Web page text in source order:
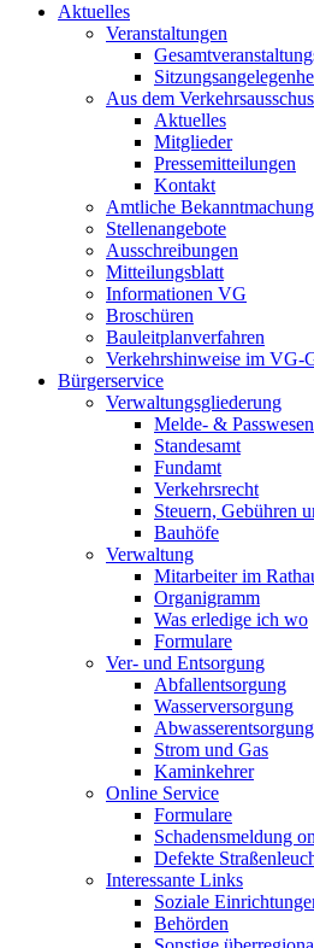
Aktuelles
Veranstaltungen
Aus dem
Aktuelles
Mitglieder
Pressemitteilungen
Kontakt
Amtliche
Stellenangebote
Ausschreibungen
Mitteilungsblatt
Informationen VG
Broschüren
Bauleitplanverfahren
Verkehrshinweise im VG-
Bürgerservice
Verwaltungsgliederung
Melde- & Passwesen
Standesamt
Fundamt
Verkehrsrecht
Steuern, Gebühren
Bauhöfe
Verwaltung
Mitarbeiter im
Organigramm
Was erledige ich wo
Formulare
Ver- und Entsorgung
Abfallentsorgung
Wasserversorgung
Abwasserentsorgung
Strom und Gas
Kaminkehrer
Online Service
Formulare
Schadensmeldung
Defekte
Interessante Links
Soziale
Behörden